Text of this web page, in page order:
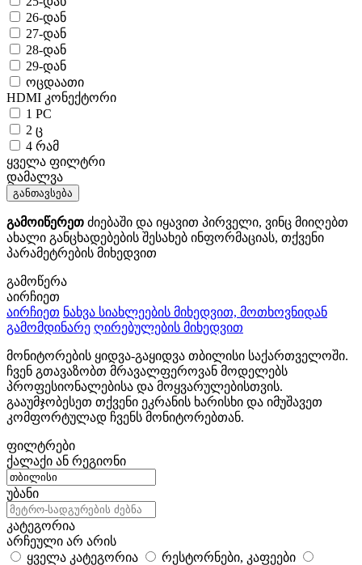
26-დან
27-დან
28-დან
29-დან
ოცდაათი
HDMI კონექტორი
1 PC
2 ც
4 რამ
ყველა ფილტრი
დამალვა
განთავსება
გამოიწერეთ ძიებაში და იყავით პირველი, ვინც მიიღებთ
ახალი განცხადებების შესახებ ინფორმაციას, თქვენი
პარამეტრების მიხედვით
გამოწერა
აირჩიეთ
აირჩიეთ ნახვა სიახლეების მიხედვით, მოთხოვნიდან
გამომდინარე ღირებულების მიხედვით
მონიტორების ყიდვა-გაყიდვა თბილისი საქართველოში.
ჩვენ გთავაზობთ მრავალფეროვან მოდელებს
პროფესიონალებისა და მოყვარულებისთვის.
გააუმჯობესეთ თქვენი ეკრანის ხარისხი და იმუშავეთ
კომფორტულად ჩვენს მონიტორებთან.
ფილტრები
ქალაქი ან რეგიონი
უბანი
კატეგორია
არჩეული არ არის
ყველა კატეგორია
რესტორნები, კაფეები